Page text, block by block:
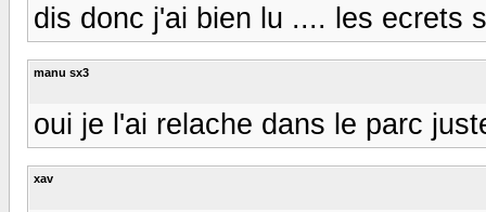
dis donc j'ai bien lu .... les ecrets
manu sx3
oui je l'ai relache dans le parc
xav